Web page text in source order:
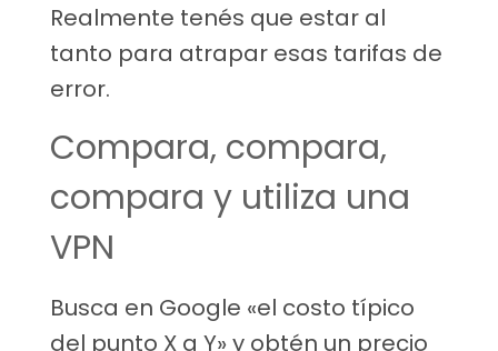
Realmente tenés que estar al
tanto para atrapar esas tarifas de
error.
Compara, compara,
compara y utiliza una
VPN
Busca en Google «el costo típico
del punto X a Y» y obtén un precio